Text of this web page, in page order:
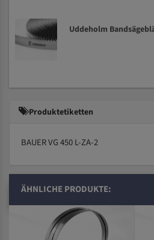
Uddeholm
Produktetiketten
BAUER VG 450 L-ZA-2
ÄHNLICHE PRODUKTE: